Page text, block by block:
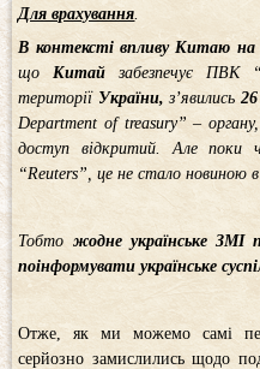
Для врахування
В контексті впливу Китаю на
що Китай забезпечує ПВК
території України, з’явились
Department of treasury” –
доступ відкритий. Але поки
“Reuters”, це не стало новиною в
Тобто жодне українське ЗМІ
поінформувати українське
Отже, як ми можемо самі
серйозно замислились щодо